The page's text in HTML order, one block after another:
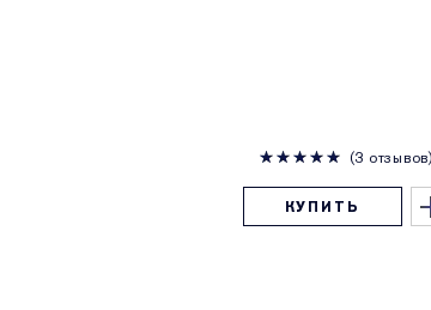
3 отзывов
КУПИТЬ